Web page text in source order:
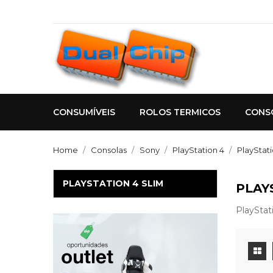
CONSUMÍVEIS ROLOS TERMICOS
Home Consolas Sony PlayStation 4
PLAYSTATION 4 SLIM